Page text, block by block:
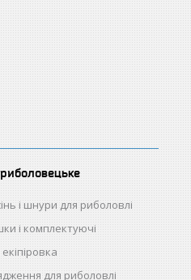
і шнури для риболовлі
і комплектуючі
екіпіровка
для риболовлі